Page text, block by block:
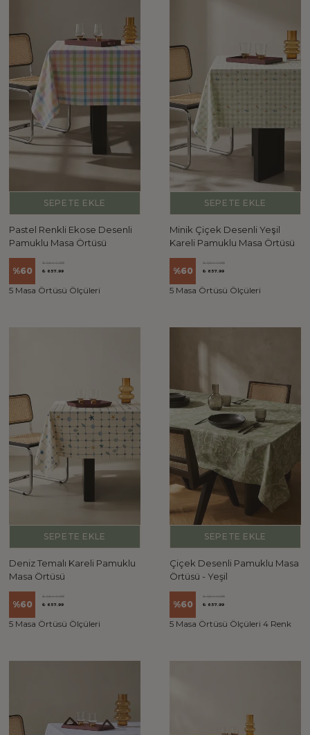
SEPETE EKLE
Pastel Renkli Ekose Desenli
Pamuklu Masa Örtüsü
%60
₺ 1,644.98
₺ 657.99
5 Masa Örtüsü Ölçüleri
SEPETE EKLE
Minik Çiçek Desenli Yeşil
Kareli Pamuklu Masa Örtüsü
%60
₺ 1,644.98
₺ 657.99
5 Masa Örtüsü Ölçüleri
SEPETE EKLE
Deniz Temalı Kareli Pamuklu
Masa Örtüsü
%60
₺ 1,644.98
₺ 657.99
5 Masa Örtüsü Ölçüleri
SEPETE EKLE
Çiçek Desenli Pamuklu Masa
Örtüsü - Yeşil
%60
₺ 1,644.98
₺ 657.99
5 Masa Örtüsü Ölçüleri 4 Renk